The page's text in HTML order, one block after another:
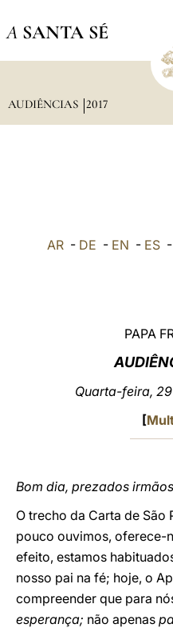
A SANTA SÉ
AUDIÊNCIAS 2017
AR- DE - EN - ES-
PAPA
Quarta-feira,
[
Bom dia, prezados
O trecho da Carta de São
pouco ouvimos, oferece-
efeito, estamos
nosso pai na fé; hoje, o
compreender que para
esperança; não apenas